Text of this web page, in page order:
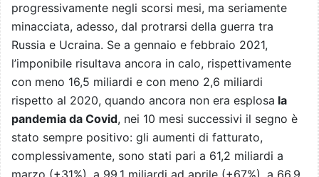
progressivamente negli scorsi mesi, ma seriamente
minacciata, adesso, dal protrarsi della guerra tra
Russia e Ucraina. Se a gennaio e febbraio 2021,
l’imponibile risultava ancora in calo, rispettivamente
con meno 16,5 miliardi e con meno 2,6 miliardi
rispetto al 2020, quando ancora non era esplosa la
pandemia da Covid, nei 10 mesi successivi il segno è
stato sempre positivo: gli aumenti di fatturato,
complessivamente, sono stati pari a 61,2 miliardi a